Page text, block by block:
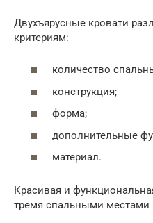
Двухъярусные кровати
критериям:
количество
конструкция;
форма;
дополнительные
материал.
Красивая и
тремя спальными местами